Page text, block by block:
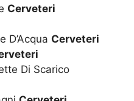
Cerveteri
D’Acqua Cerveteri
Di Scarico